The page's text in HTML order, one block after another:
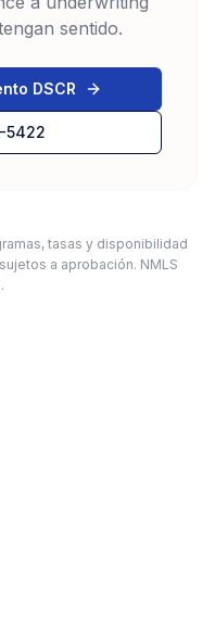
sentido.
DSCR
5422
tasas y disponibilidad
a aprobación. NMLS